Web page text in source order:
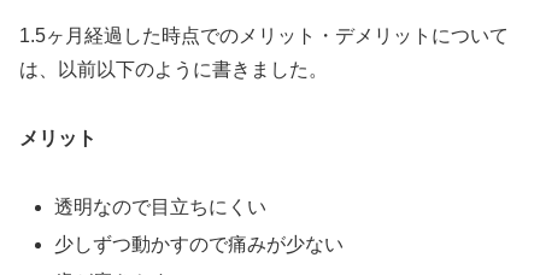
1.5ヶ月経過した時点でのメリット・デメリットについて
は、以前以下のように書きました。
メリット
透明なので目立ちにくい
少しずつ動かすので痛みが少ない